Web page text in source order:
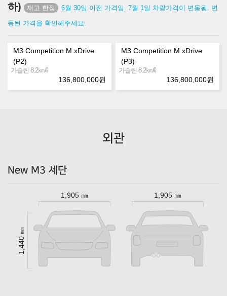
하)
6월 30일 이전 가격임. 7월 1일 차량가격이 변동됨. 변
동된 가격을 확인해주세요.
M3 Competition M xDrive
(P2)
가솔린 8.2㎞/ℓ
136,800,000원
M3 Competition M xDrive
(P3)
가솔린 8.2㎞/ℓ
136,800,000원
외관
New M3 세단
1,905 ㎜ 1,905 ㎜
1,440 ㎜